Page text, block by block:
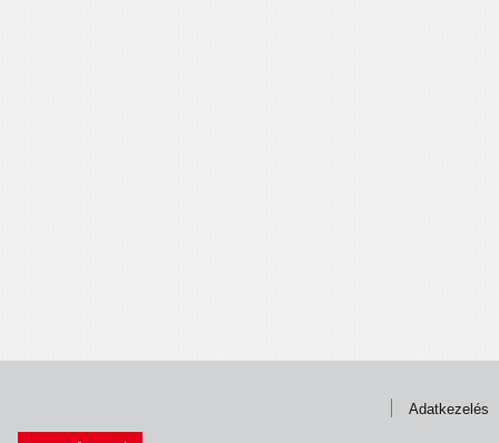
Adatkezelés